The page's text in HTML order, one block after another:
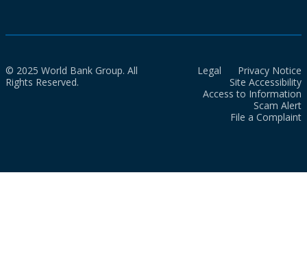
© 2025 World Bank Group. All
Rights Reserved.
Legal
Privacy Notice
Site Accessibility
Access to Information
Scam Alert
File a Complaint